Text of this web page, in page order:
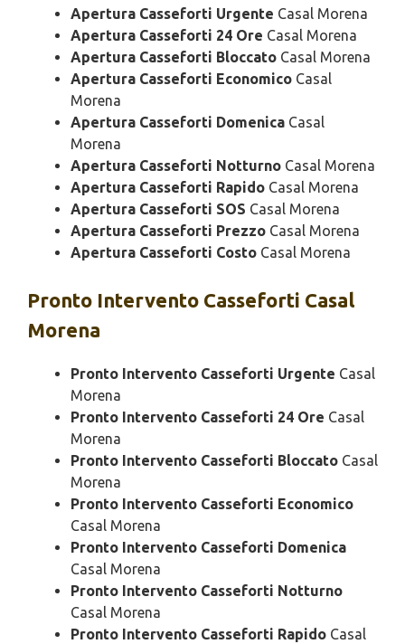
Apertura Casseforti Urgente Casal Morena
Apertura Casseforti 24 Ore Casal Morena
Apertura Casseforti Bloccato Casal Morena
Apertura Casseforti Economico Casal
Morena
Apertura Casseforti Domenica Casal
Morena
Apertura Casseforti Notturno Casal Morena
Apertura Casseforti Rapido Casal Morena
Apertura Casseforti SOS Casal Morena
Apertura Casseforti Prezzo Casal Morena
Apertura Casseforti Costo Casal Morena
Pronto Intervento Casseforti Casal
Morena
Pronto Intervento Casseforti Urgente Casal
Morena
Pronto Intervento Casseforti 24 Ore Casal
Morena
Pronto Intervento Casseforti Bloccato Casal
Morena
Pronto Intervento Casseforti Economico
Casal Morena
Pronto Intervento Casseforti Domenica
Casal Morena
Pronto Intervento Casseforti Notturno
Casal Morena
Pronto Intervento Casseforti Rapido Casal